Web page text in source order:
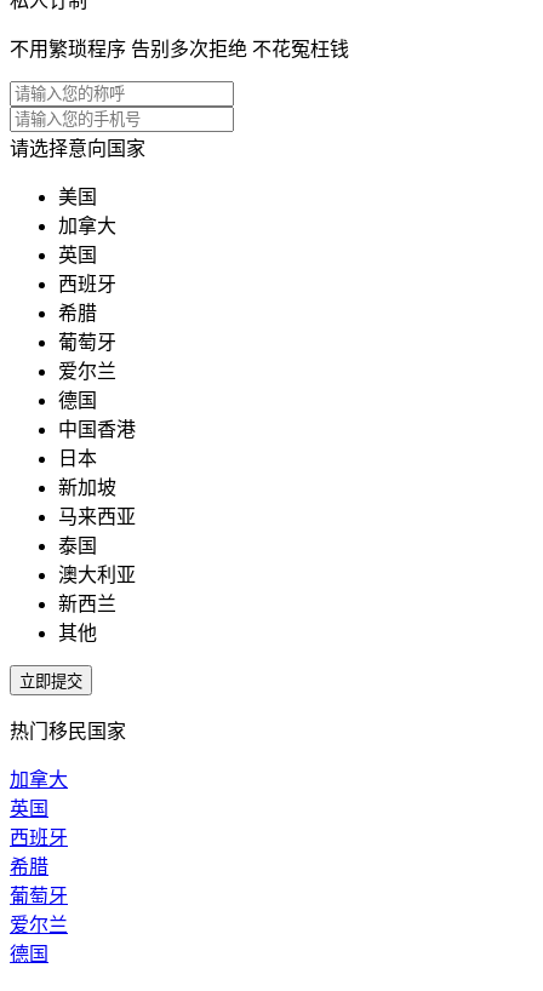
不用繁琐程序 告别多次拒绝 不花冤枉钱
请选择意向国家
美国
加拿大
英国
西班牙
希腊
葡萄牙
爱尔兰
德国
中国香港
日本
新加坡
马来西亚
泰国
澳大利亚
新西兰
其他
热门移民国家
加拿大
英国
西班牙
希腊
葡萄牙
爱尔兰
德国